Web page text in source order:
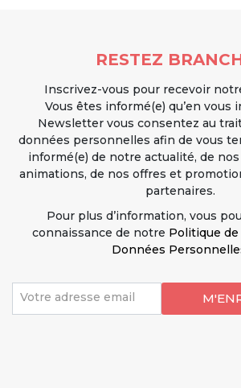
RESTEZ
Inscrivez-vous pour recevoir
Vous êtes informé(e) qu’en vous
Newsletter vous consentez au
données personnelles afin de vous
informé(e) de notre actualité, de
animations, de nos offres et
partenaires.
Pour plus d’information, vous
connaissance de notre Politique
Données
Votre adresse email